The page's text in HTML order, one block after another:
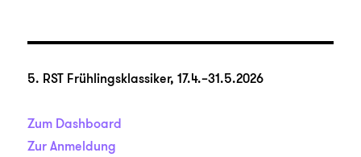
5. RST Frühlingsklassiker, 17.4.–31.5.2026
Zum Dashboard
Zur Anmeldung